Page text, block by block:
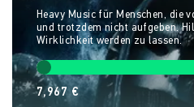
Heavy Music für Menschen, die
und trotzdem nicht aufgeben.
Wirklichkeit werden zu lassen.
7,967 €